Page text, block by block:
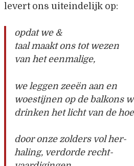
levert ons uiteindelijk op:
opdat we &
taal maakt ons tot wezen
van het eenmalige,
we leggen zeeën aan en
woestijnen op de balkons
drinken het licht van de
door onze zolders vol her-
haling, verdorde recht-